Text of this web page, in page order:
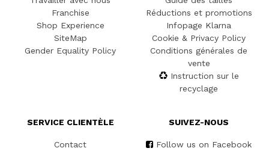
Franchise
Shop Experience
SiteMap
Gender Equality Policy
Réductions et promotions
Infopage Klarna
Cookie & Privacy Policy
Conditions générales de
vente
Instruction sur le
recyclage
SERVICE CLIENTÈLE
Contact
SUIVEZ-NOUS
Follow us on Facebook